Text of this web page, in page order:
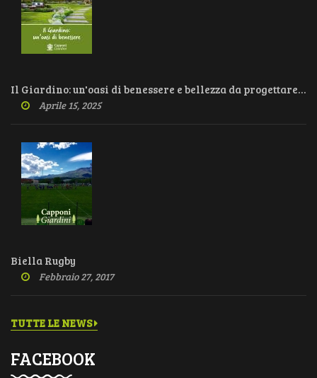
Il Giardino: un'oasi di benessere e bellezza da progettare con cura
Aprile 15, 2025
Biella Rugby
Febbraio 27, 2017
TUTTE LE NEWS
FACEBOOK